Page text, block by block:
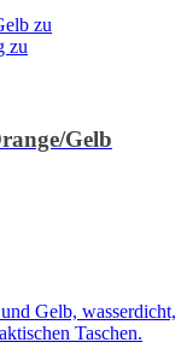
Gelb
Gelb, wasserdicht,
Taschen.